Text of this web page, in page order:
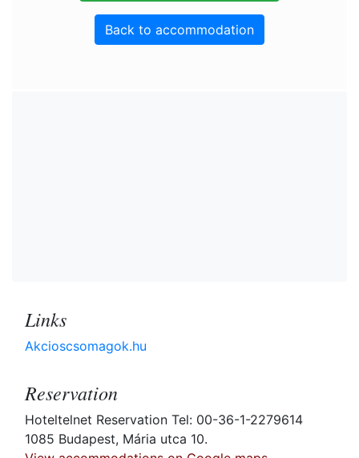
Back to accommodation
Links
Akcioscsomagok.hu
Reservation
Hoteltelnet Reservation Tel: 00-36-1-2279614
1085 Budapest, Mária utca 10.